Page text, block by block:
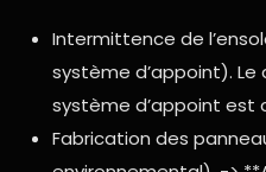
Intermittence de
système d’appoint).
système d’appoint est
Fabrication des